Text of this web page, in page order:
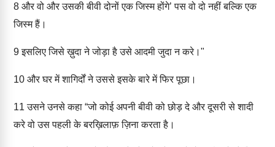
8 और वो और उसकी बीवी दोनों एक जिस्म होंगे’ पस वो दो नहीं बल्कि एक
जिस्म हैं।
9इसलिए जिसे ख़ुदा ने जोड़ा है उसे आदमी जुदा न करे।"
10 और घर में शागिर्दों ने उससे इसके बारे में फिर पूछा।
11 उसने उनसे कहा “जो कोई अपनी बीवी को छोड़ दे और दूसरी से शादी
करे वो उस पहली के बरख़िलाफ़ ज़िना करता है।